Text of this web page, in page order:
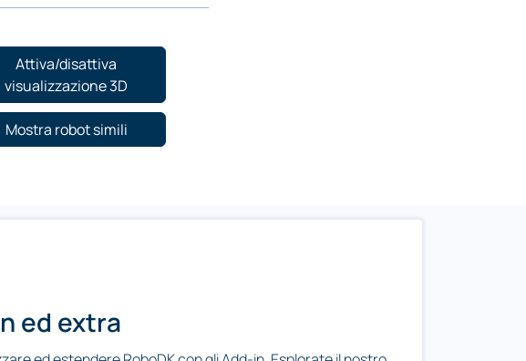
Attiva/disattiva
visualizzazione 3D
Mostra robot simili
ed extra